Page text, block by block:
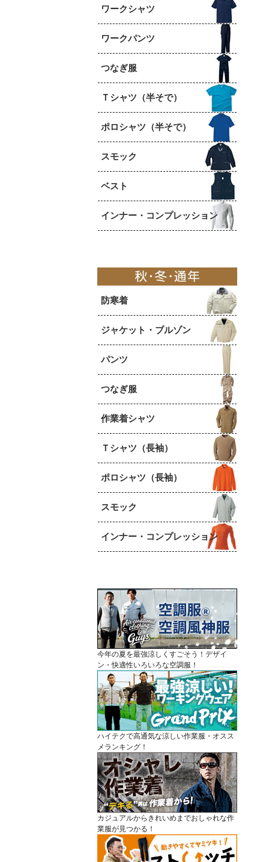
ワークシャツ
ワークパンツ
つなぎ服
Ｔシャツ（半そで）
ポロシャツ（半そで）
スモック
ベスト
インナー・コンプレッション
防寒着
ジャケット・ブルゾン
パンツ
つなぎ服
作業着シャツ
Ｔシャツ（長袖）
ポロシャツ（長袖）
スモック
インナー・コンプレッション
今年の夏を最強涼しくすごそう！デザイ
ン・快適性いろいろな空調服！
ハイテクで高通気な涼しい作業服・オスス
メランキング！
カジュアルからきれいめまでおしゃれな作
業服が見つかる！